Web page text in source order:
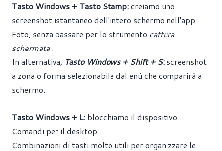
Tasto Windows + Tasto Stamp:creiamo uno
screenshot istantaneo dell'intero schermo nell'app
Foto, senza passare per lo strumento cattura
schermata .
In alternativa, Tasto Windows + Shift + S: screenshot
a zona o forma selezionabile dal enù che comparirà a
schermo.
Tasto Windows + L: blocchiamo il dispositivo.
Comandi per il desktop
Combinazioni di tasti molto utili per organizzare le